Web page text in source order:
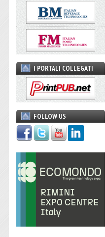
I PORTALI COLLEGATI
FOLLOW US